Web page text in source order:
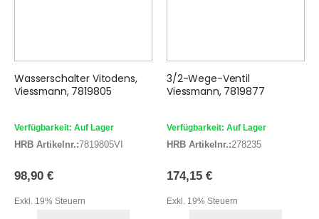
Wasserschalter Vitodens,
Viessmann, 7819805
Verfügbarkeit: Auf Lager
HRB Artikelnr.:7819805VI
98,90 €
Exkl. 19% Steuern
3/2-Wege-Ventil
Viessmann, 7819877
Verfügbarkeit: Auf Lager
HRB Artikelnr.:278235
174,15 €
Exkl. 19% Steuern